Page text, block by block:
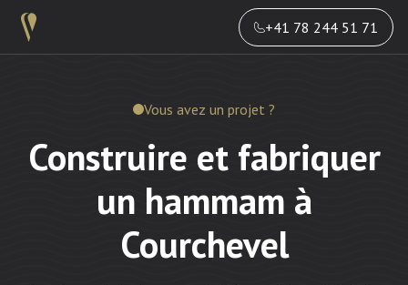
+41 78 244 51 71
Vous avez un projet ?
Construire et fabriquer
un hammam à
Courchevel